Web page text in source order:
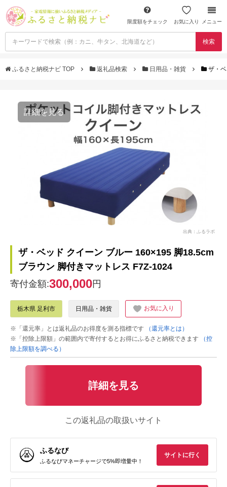
限度額をチェック お気に入り メニュー
検索
ふるさと納税ナビ TOP 返礼品検索 日用品・雑貨 ザ・
詳細を見る
出典：ふるラボ
ザ・ベッド クイーン ブルー 160×195 脚18.5cm
ブラウン 脚付きマットレス F7Z-1024
寄付金額:300,000円
栃木県 足利市 日用品・雑貨 お気に入り
※「還元率」とは返礼品のお得度を測る指標です
（還元率とは）
※「控除上限額」の範囲内で寄付するとお得にふるさと納税できます
（控
除上限額を調べる）
詳細を見る
この返礼品の取扱いサイト
ふるなび
ふるなびマネーチャージで5%即増量中！
サイトに行く